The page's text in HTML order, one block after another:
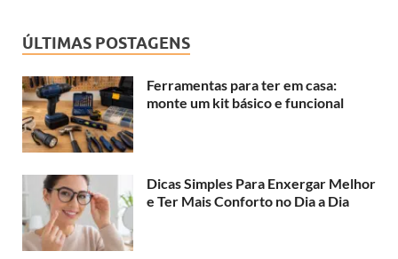
ÚLTIMAS POSTAGENS
Ferramentas para ter em casa:
monte um kit básico e funcional
Dicas Simples Para Enxergar Melhor
e Ter Mais Conforto no Dia a Dia